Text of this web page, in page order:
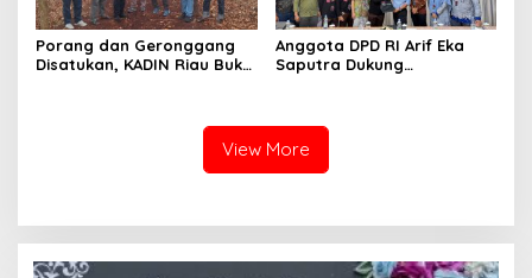
Porang dan Geronggang
Disatukan, KADIN Riau Buka
Anggota DPD RI Arif Eka
Saputra Dukung
View More